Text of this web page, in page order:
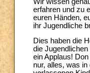
erfahren und zu
euren Händen,
ihr Jugendliche
Dies haben die
die
ein Applaus!
nur, alles, was